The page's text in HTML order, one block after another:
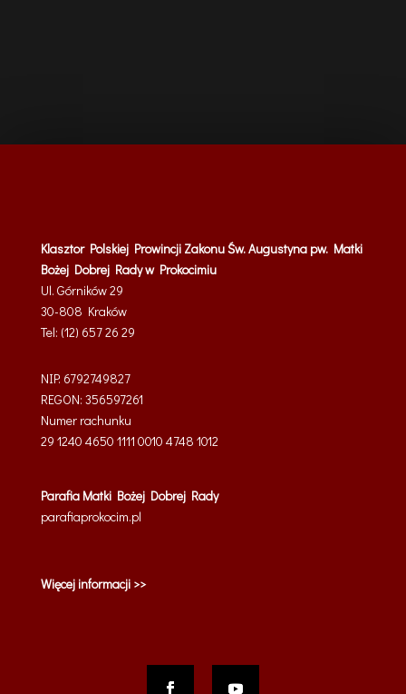
Klasztor Polskiej Prowincji Zakonu Św. Augustyna pw. Matki
Bożej Dobrej Rady w Prokocimiu
Ul. Górników 29
30-808 Kraków
Tel: (12) 657 26 29
NIP: 6792749827
REGON: 356597261
Numer rachunku
29 1240 4650 1111 0010 4748 1012
Parafia Matki Bożej Dobrej Rady
parafiaprokocim.pl
Więcej informacji >>